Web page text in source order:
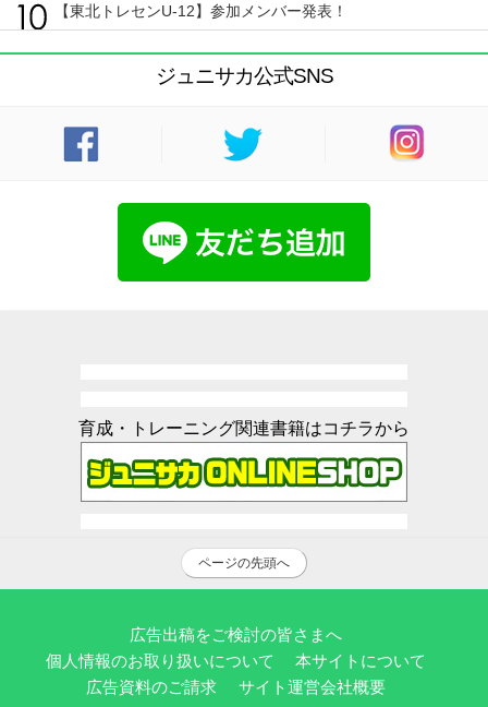
【東北トレセンU-12】参加メンバー発表！
ジュニサカ公式SNS
育成・トレーニング関連書籍はコチラから
ページの先頭へ
広告出稿をご検討の皆さまへ
個人情報のお取り扱いについて
本サイトについて
広告資料のご請求
サイト運営会社概要